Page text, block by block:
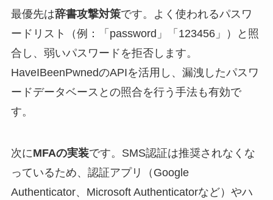
最優先は辞書攻撃対策です。よく使われるパスワ
ードリスト（例：「password」「123456」）と照
合し、弱いパスワードを拒否します。
HaveIBeenPwnedのAPIを活用し、漏洩したパスワ
ードデータベースとの照合を行う手法も有効で
す。
次にMFAの実装です。SMS認証は推奨されなくな
っているため、認証アプリ（Google
Authenticator、Microsoft Authenticatorなど）やハ